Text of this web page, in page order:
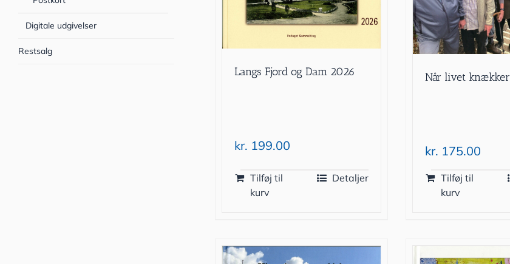
Langs Fjord og Dam 2026
kr. 199.00
Tilføj til
kurv
Detaljer
Når livet knækker
kr. 175.00
Tilføj til
kurv
Digitale udgivelser
Restsalg